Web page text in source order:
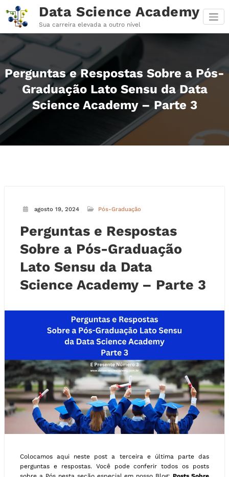
para
conteúdo
Data Science Academy
Sua carreira elevada a outro nível
Perguntas e Respostas Sobre a Pós-
Graduação Lato Sensu da Data
Science Academy – Parte 3
agosto 19, 2024 Pós-Graduação
Perguntas e Respostas
Sobre a Pós-Graduação
Lato Sensu da Data
Science Academy – Parte 3
Colocamos aqui neste post a terceira e última parte das
perguntas e respostas. Você pode conferir todos os posts